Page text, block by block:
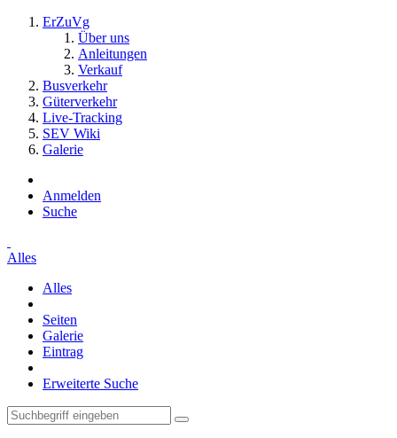
ErZuVg
Über uns
Anleitungen
Verkauf
Busverkehr
Güterverkehr
Live-Tracking
SEV Wiki
Galerie
Anmelden
Suche
Alles
Alles
Seiten
Galerie
Eintrag
Erweiterte Suche